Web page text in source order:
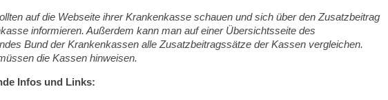
auf die Webseite ihrer Krankenkasse schauen und sich über den Zusatzbeitrag
informieren. Außerdem kann man auf einer Übersichtsseite des
Bund der Krankenkassen alle Zusatzbeitragssätze der Kassen vergleichen.
die Kassen hinweisen.
Infos und Links: